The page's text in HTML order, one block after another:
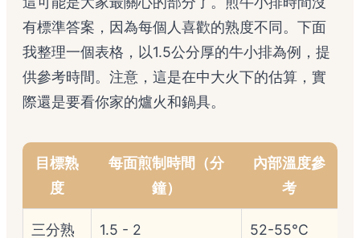
有標準答案，因為每個人喜歡的熟度不同。下面
我整理一個表格，以1.5公分厚的牛小排為例，提
供參考時間。注意，這是在中大火下的估算，實
際還是要看你家的爐火和鍋具。
目標熟
度
每面煎制時間（分
鐘）
內部溫度參
考
三分熟 1.5 - 2 52-55°C